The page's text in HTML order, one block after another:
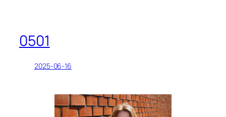
0501
2025-06-16